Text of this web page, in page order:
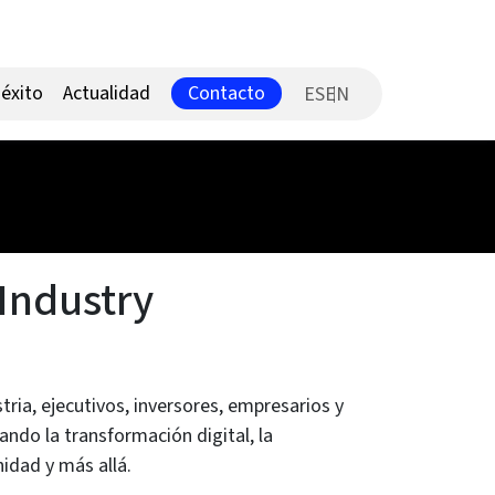
Actualidad Contacto ES
ejecutivos, inversores, empresarios y
la transformación digital, la
y más allá.